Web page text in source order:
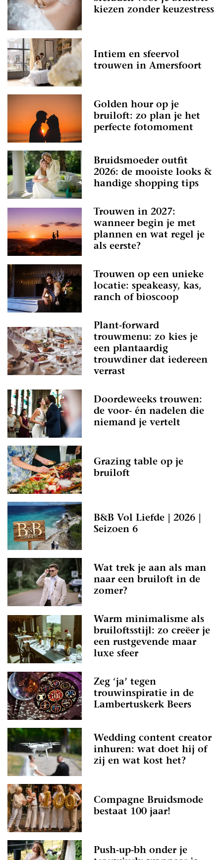
kiezen zonder keuzestress
Intiem en sfeervol
trouwen in Amersfoort
Golden hour op je
bruiloft: zo plan je het
perfecte fotomoment
Bruidsmoeder outfit
2026: de mooiste looks &
handige shopping tips
Trouwen in 2027:
wanneer begin je met
plannen en wat regel je
als eerste?
Trouwen op een unieke
locatie: speakeasy, kas,
ranch of bioscoop
Plant-forward
trouwmenu: zo kies je
een plantaardig
trouwdiner dat iedereen
verrast
Doordeweeks trouwen:
de voor- én nadelen die
niemand je vertelt
Grazing table op je
bruiloft
B&B Vol Liefde | 2026 |
Seizoen 6
Wat trek je aan als man
naar een bruiloft in de
zomer?
Warm minimalisme als
bruiloftsstijl: zo creëer je
een rustgevende maar
luxe sfeer
Zeg ‘ja’ tegen
trouwinspiratie in de
Lambertuskerk Beers
Wedding content creator
inhuren: wat doet hij of
zij en wat kost het?
Compagne Bruidsmode
bestaat 100 jaar!
Push-up-bh onder je